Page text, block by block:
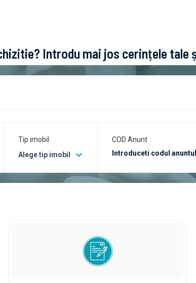
Introdu mai jos cerințele tale
Tip imobil
Alege tip imobil
COD Anunt